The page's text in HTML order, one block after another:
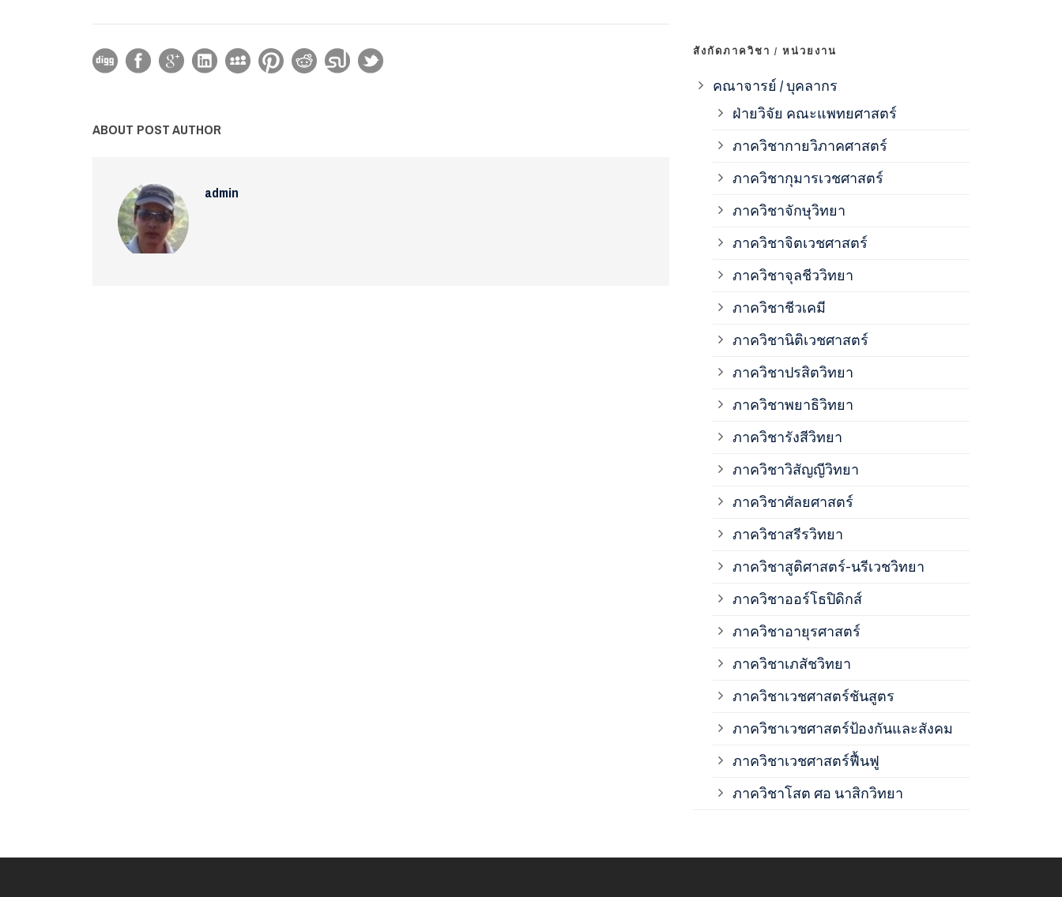
ABOUT POST AUTHOR
admin
สังกัดภาควิชา / หน่วยงาน
คณาจารย์ / บุคลากร
ฝ่ายวิจัย คณะแพทยศาสตร์
ภาควิชากายวิภาคศาสตร์
ภาควิชากุมารเวชศาสตร์
ภาควิชาจักษุวิทยา
ภาควิชาจิตเวชศาสตร์
ภาควิชาจุลชีววิทยา
ภาควิชาชีวเคมี
ภาควิชานิติเวชศาสตร์
ภาควิชาปรสิตวิทยา
ภาควิชาพยาธิวิทยา
ภาควิชารังสีวิทยา
ภาควิชาวิสัญญีวิทยา
ภาควิชาศัลยศาสตร์
ภาควิชาสรีรวิทยา
ภาควิชาสูติศาสตร์-นรีเวชวิทยา
ภาควิชาออร์โธปิดิกส์
ภาควิชาอายุรศาสตร์
ภาควิชาเภสัชวิทยา
ภาควิชาเวชศาสตร์ชันสูตร
ภาควิชาเวชศาสตร์ป้องกันและสังคม
ภาควิชาเวชศาสตร์ฟื้นฟู
ภาควิชาโสต ศอ นาสิกวิทยา